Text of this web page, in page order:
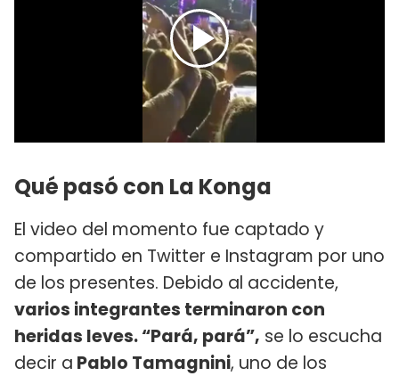
Qué pasó con La Konga
El video del momento fue captado y
compartido en Twitter e Instagram por uno
de los presentes. Debido al accidente,
varios integrantes terminaron con
heridas leves.“Pará, pará”, se lo escucha
decir a Pablo Tamagnini, uno de los